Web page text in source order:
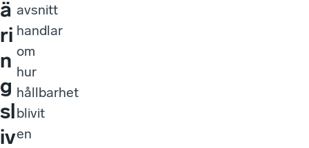
ä
ri
n
g
sl
iv
avsnitt
handlar
om
hur
hållbarhet
blivit
en